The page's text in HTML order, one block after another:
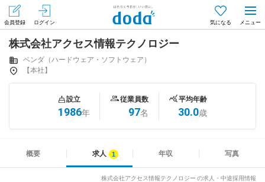
会員登録 ログイン 気になる
会員登録（無料）
はじめてdodaをご利用される方へ
求人を紹介してもらう
株式会社アクセス情報テクノロジー
ベンダ（ハードウェア・ソフトウェア）
【本社】
設立
1986年
従業員数
97名
平均年齢
30.0歳
概要 求人 年収 写真
株式会社アクセス情報テクノロジー の求人・中途採用情報